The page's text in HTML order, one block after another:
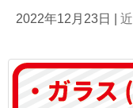
2022年12月23日